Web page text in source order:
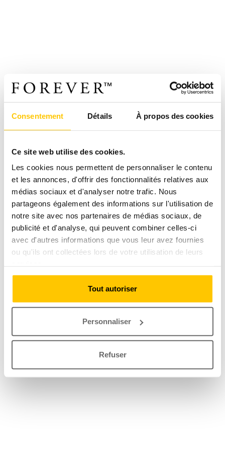
Consentement Détails À propos des cookies
Ce site web utilise des cookies.
Les cookies nous permettent de personnaliser le contenu
et les annonces, d'offrir des fonctionnalités relatives aux
médias sociaux et d'analyser notre trafic. Nous
partageons également des informations sur l'utilisation de
notre site avec nos partenaires de médias sociaux, de
publicité et d'analyse, qui peuvent combiner celles-ci
avec d'autres informations que vous leur avez fournies
ou qu'ils ont collectées lors de votre utilisation de leurs
Tout autoriser
Personnaliser
Refuser